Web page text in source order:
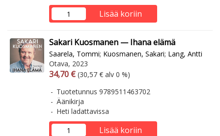
Lisää koriin
Sakari Kuosmanen — Ihana elämä
Saarela, Tommi; Kuosmanen, Sakari; Lang, Antti
Otava, 2023
Arvonlisäverollinen hinta
34,70 € Arvonlisäveroton hinta
(30,57 € alv 0 %)
Tuotetunnus 9789511463702
Äänikirja
Heti ladattavissa
Lisää koriin